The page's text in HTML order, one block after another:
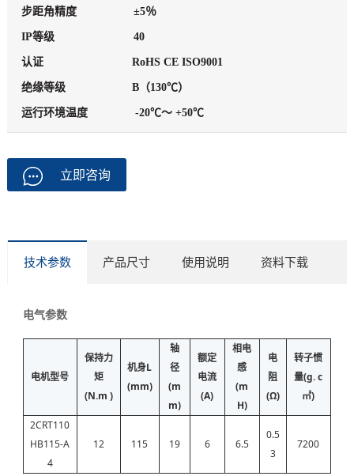
步距角精度 ±5％
IP等级 40
认证 RoHS CE ISO9001
绝缘等级 B（130℃）
运行环境温度 -20℃～ +50℃
立即咨询
技术参数 产品尺寸 使用说明 资料下载
电气参数
电机型号
保持力
矩
(N.m )
机身L
(mm)
轴
径
(m
m)
额定
电流
(A)
相电
感
(m
H)
电
阻
(Ω)
转子惯
量(g. c
㎡)
2CRT110
HB115-A
4
12 115 19 6 6.5
0.5
3
7200